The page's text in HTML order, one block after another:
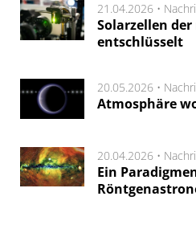
21.04.2026 •
Solarzellen
entschlüsselt
20.05.2026 •
Atmosphäre
20.04.2026 •
Ein